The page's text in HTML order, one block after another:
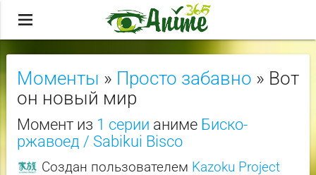
menu
Моменты » Просто забавно » Вот
он новый мир
Момент из 1 серии аниме Биско-
ржавоед / Sabikui Bisco
Создан пользователем Kazoku Project